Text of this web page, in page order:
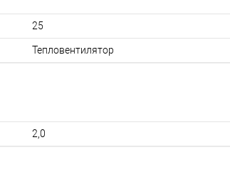
25
Тепловентилятор
2,0